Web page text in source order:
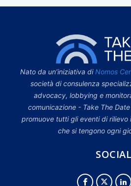
Nato da un’iniziativa di Nomos
società di consulenza
advocacy, lobbying e
comunicazione - Take The
promuove tutti gli eventi di rilievo
che si tengono ogni
SOCIAL